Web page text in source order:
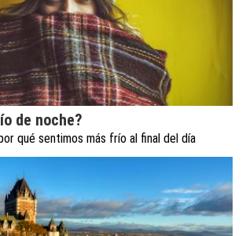
de noche?
qué sentimos más frío al final del día